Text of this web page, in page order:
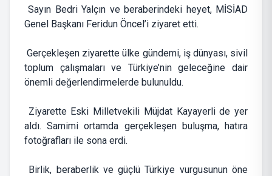
Sayın Bedri Yalçın ve beraberindeki heyet, MİSİAD
Genel Başkanı Feridun Öncel’i ziyaret etti.
Gerçekleşen ziyarette ülke gündemi, iş dünyası, sivil
toplum çalışmaları ve Türkiye’nin geleceğine dair
önemli değerlendirmelerde bulunuldu.
Ziyarette Eski Milletvekili Müjdat Kayayerli de yer
aldı. Samimi ortamda gerçekleşen buluşma, hatıra
fotoğrafları ile sona erdi.
Birlik, beraberlik ve güçlü Türkiye vurgusunun öne